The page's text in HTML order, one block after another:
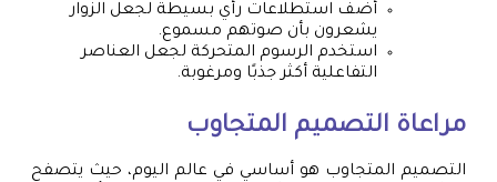
أضف استطلاعات رأي بسيطة لجعل الزوار
يشعرون بأن صوتهم مسموع.
استخدم الرسوم المتحركة لجعل العناصر
التفاعلية أكثر جذبًا ومرغوبة.
مراعاة التصميم المتجاوب
التصميم المتجاوب هو أساسي في عالم اليوم، حيث يتصفح